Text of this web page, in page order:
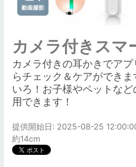
カメラ付きスマ
カメラ付きの耳かきでア
らチェック＆ケアができ
いろ！お子様やペットな
用できます！
提供開始日: 2025-08-25
約14cm